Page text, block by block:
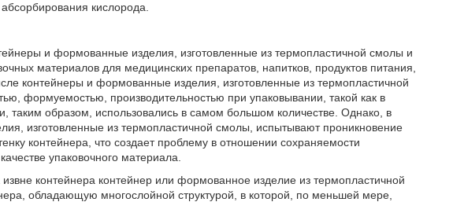
кислорода.
и формованные изделия, изготовленные из термопластичной смолы и
материалов для медицинских препаратов, напитков, продуктов питания,
контейнеры и формованные изделия, изготовленные из термопластичной
формуемостью, производительностью при упаковывании, такой как в
таким образом, использовались в самом большом количестве. Однако, в
изготовленные из термопластичной смолы, испытывают проникновение
контейнера, что создает проблему в отношении сохраняемости
упаковочного материала.
контейнера контейнер или формованное изделие из термопластичной
обладающую многослойной структурой, в которой, по меньшей мере,